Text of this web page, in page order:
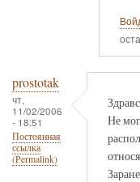
prostotak
чт,
11/02/2006
- 18:51
Постоянная
ссылка
(Permalink)
Не